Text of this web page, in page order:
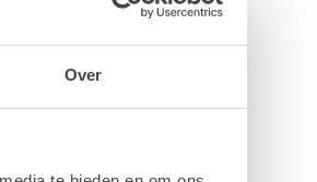
Over